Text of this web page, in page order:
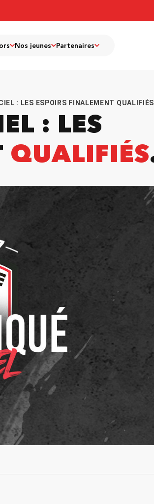
Nos jeunes Partenaires
: LES ESPOIRS FINALEMENT QUALIFIÉS
: LES
QUALIFIÉS